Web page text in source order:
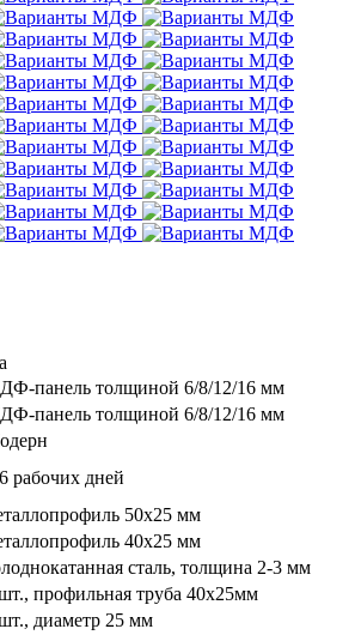
панель толщиной 6/8/12/16 мм
панель толщиной 6/8/12/16 мм
рабочих дней
50x25 мм
40x25 мм
сталь, толщина 2-3 мм
профильная труба 40х25мм
диаметр 25 мм